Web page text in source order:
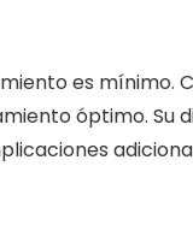
es mínimo.
óptimo. Su